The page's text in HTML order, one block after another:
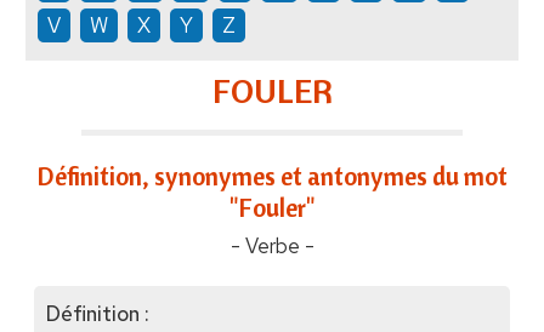
V
W X Y Z
FOULER
Définition, synonymes et antonymes du mot
"Fouler"
- Verbe -
Définition :